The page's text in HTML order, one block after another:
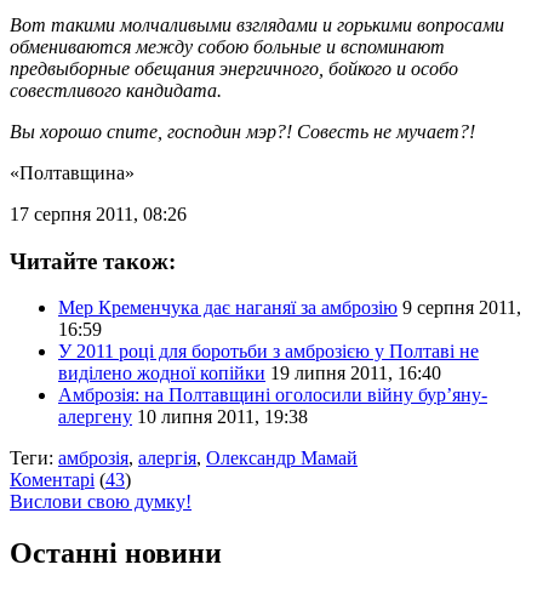
Вот такими молчаливыми взглядами и горькими вопросами
обмениваются между собою больные и вспоминают
предвыборные обещания энергичного, бойкого и особо
совестливого кандидата.
Вы хорошо спите, господин мэр?! Совесть не мучает?!
«Полтавщина»
17 серпня 2011, 08:26
Читайте також:
Мер Кременчука дає наганяї за амброзію 9 серпня 2011,
16:59
У 2011 році для боротьби з амброзією у Полтаві не
виділено жодної копійки 19 липня 2011, 16:40
Амброзія: на Полтавщині оголосили війну бур’яну-
алергену 10 липня 2011, 19:38
Теги: амброзія, алергія, Олександр Мамай
Коментарі (43)
Вислови свою думку!
Останні новини